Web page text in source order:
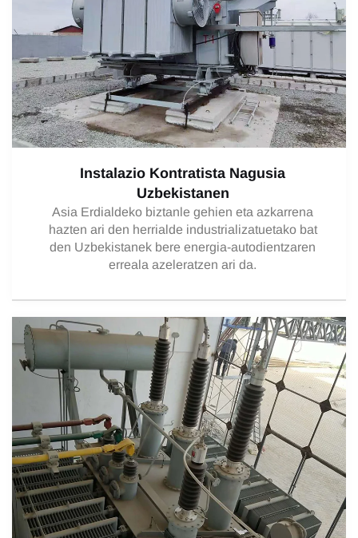
Instalazio Kontratista Nagusia
Uzbekistanen
Asia Erdialdeko biztanle gehien eta azkarrena
hazten ari den herrialde industrializatuetako bat
den Uzbekistanek bere energia-autodientzaren
erreala azeleratzen ari da.